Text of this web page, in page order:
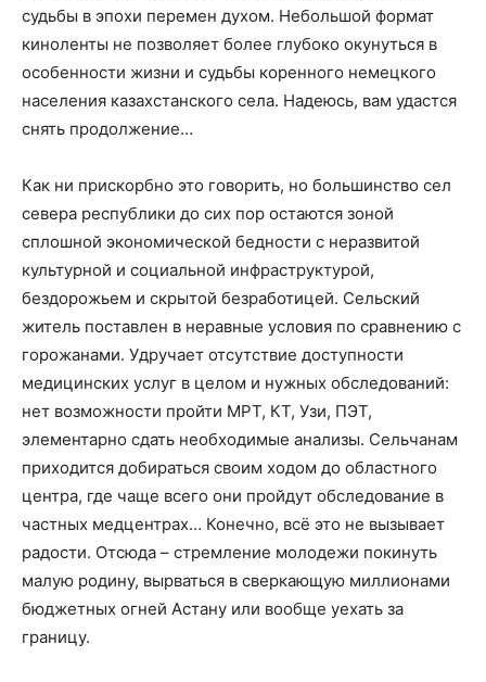
судьбы в эпохи перемен духом. Небольшой формат
киноленты не позволяет более глубоко окунуться в
особенности жизни и судьбы коренного немецкого
населения казахстанского села. Надеюсь, вам удастся
снять продолжение…
Как ни прискорбно это говорить, но большинство сел
севера республики до сих пор остаются зоной
сплошной экономической бедности с неразвитой
культурной и социальной инфраструктурой,
бездорожьем и скрытой безработицей. Сельский
житель поставлен в неравные условия по сравнению с
горожанами. Удручает отсутствие доступности
медицинских услуг в целом и нужных обследований:
нет возможности пройти МРТ, КТ, Узи, ПЭТ,
элементарно сдать необходимые анализы. Сельчанам
приходится добираться своим ходом до областного
центра, где чаще всего они пройдут обследование в
частных медцентрах… Конечно, всё это не вызывает
радости. Отсюда – стремление молодежи покинуть
малую родину, вырваться в сверкающую миллионами
бюджетных огней Астану или вообще уехать за
границу.